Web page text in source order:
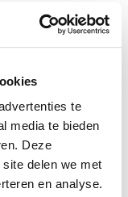
te
media te bieden
Deze
delen we met
en analyse.
& International
haar
hospitality &
in om de
te verbeteren
huurders, het